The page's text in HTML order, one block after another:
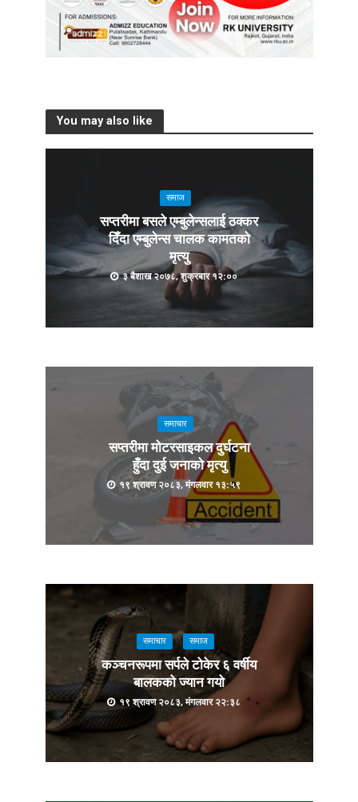
You may also like
समाज
सप्तरीमा बसले एम्बुलेन्सलाई ठक्कर
दिँदा एम्बुलेन्स चालक कामतको
मृत्यु
३ बैशाख २०७८, शुक्रबार १२:००
समाचार
सप्तरीमा मोटरसाइकल दुर्घटना
हुँदा दुई जनाको मृत्यु
१९ श्रावण २०८३, मंगलवार १३:५९
समाचार समाज
कञ्चनरूपमा सर्पले टोकेर ६ वर्षीय
बालकको ज्यान गयो
१९ श्रावण २०८३, मंगलवार २२:३८